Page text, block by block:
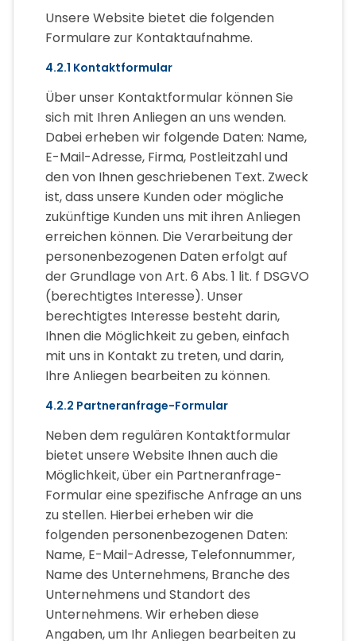
Unsere Website bietet die folgenden
Formulare zur Kontaktaufnahme.
4.2.1 Kontaktformular
Über unser Kontaktformular können Sie
sich mit Ihren Anliegen an uns wenden.
Dabei erheben wir folgende Daten: Name,
E-Mail-Adresse, Firma, Postleitzahl und
den von Ihnen geschriebenen Text. Zweck
ist, dass unsere Kunden oder mögliche
zukünftige Kunden uns mit ihren Anliegen
erreichen können. Die Verarbeitung der
personenbezogenen Daten erfolgt auf
der Grundlage von Art. 6 Abs. 1 lit. f DSGVO
(berechtigtes Interesse). Unser
berechtigtes Interesse besteht darin,
Ihnen die Möglichkeit zu geben, einfach
mit uns in Kontakt zu treten, und darin,
Ihre Anliegen bearbeiten zu können.
4.2.2 Partneranfrage-Formular
Neben dem regulären Kontaktformular
bietet unsere Website Ihnen auch die
Möglichkeit, über ein Partneranfrage-
Formular eine spezifische Anfrage an uns
zu stellen. Hierbei erheben wir die
folgenden personenbezogenen Daten:
Name, E-Mail-Adresse, Telefonnummer,
Name des Unternehmens, Branche des
Unternehmens und Standort des
Unternehmens. Wir erheben diese
Angaben, um Ihr Anliegen bearbeiten zu